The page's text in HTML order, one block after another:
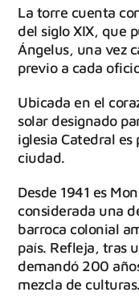
La torre cuenta
del siglo XIX, que
Ángelus, una vez
previo a cada
Ubicada en el
solar designado
iglesia Catedral
ciudad.
Desde 1941 es
considerada una
barroca colonial
país. Refleja, tras
demandó 200
mezcla de